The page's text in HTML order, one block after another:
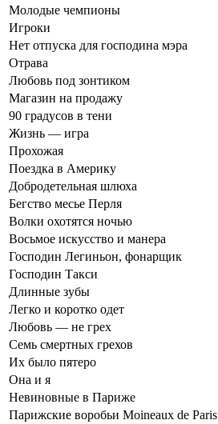
Молодые чемпионы
Игроки
Нет отпуска для господина мэра
Отрава
Любовь под зонтиком
Магазин на продажу
90 градусов в тени
Жизнь — игра
Прохожая
Поездка в Америку
Добродетельная шлюха
Бегство месье Перля
Волки охотятся ночью
Восьмое искусство и манера
Господин Легиньон, фонарщик
Господин Такси
Длинные зубы
Легко и коротко одет
Любовь — не грех
Семь смертных грехов
Их было пятеро
Она и я
Невиновные в Париже
Парижские воробьи Moineaux de Paris